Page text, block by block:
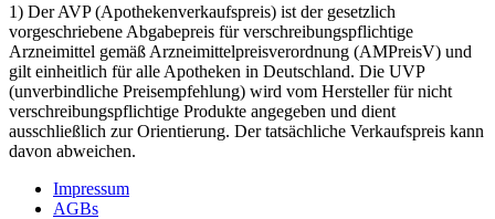
1) Der AVP (Apothekenverkaufspreis) ist der gesetzlich
vorgeschriebene Abgabepreis für verschreibungspflichtige
Arzneimittel gemäß Arzneimittelpreisverordnung (AMPreisV) und
gilt einheitlich für alle Apotheken in Deutschland. Die UVP
(unverbindliche Preisempfehlung) wird vom Hersteller für nicht
verschreibungspflichtige Produkte angegeben und dient
ausschließlich zur Orientierung. Der tatsächliche Verkaufspreis kann
davon abweichen.
Impressum
AGBs